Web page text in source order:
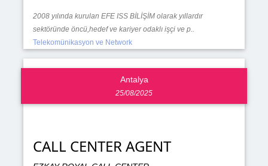
2008 yılında kurulan EFE ISS BİLİŞİM olarak yıllardır
sektöründe öncü,hedef ve kariyer odaklı işçi ve p..
Telekomünikasyon ve Network
Antalya
25/08/2025
CALL CENTER AGENT